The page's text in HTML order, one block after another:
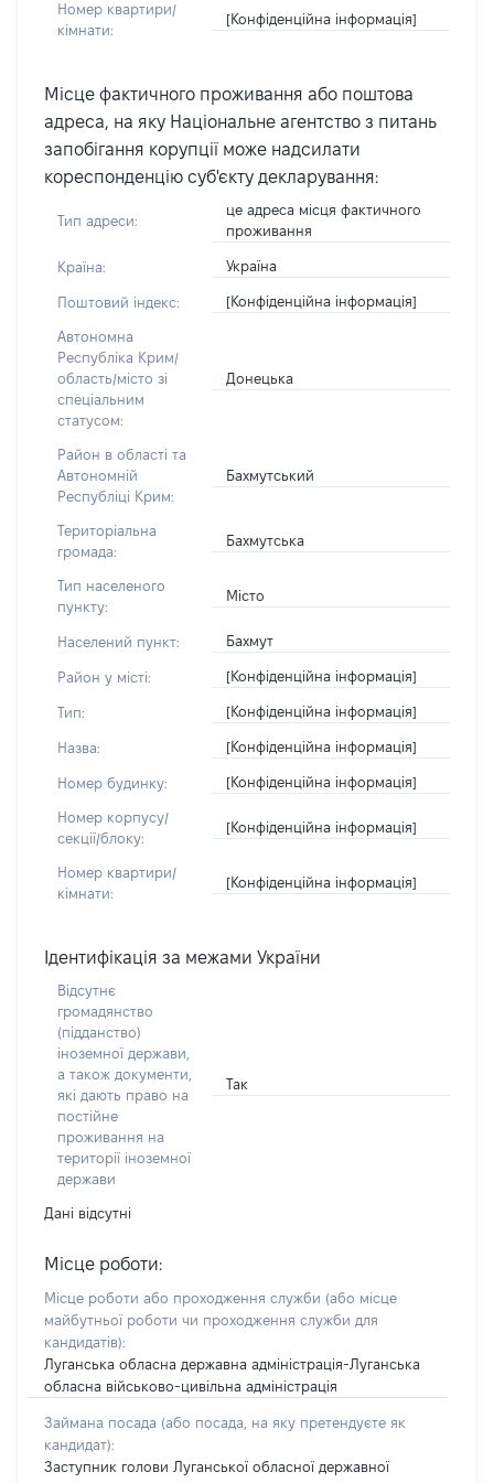
Номер квартири/
кімнати:
[Конфіденційна інформація]
Місце фактичного проживання або поштова
адреса, на яку Національне агентство з питань
запобігання корупції може надсилати
кореспонденцію суб'єкту декларування:
Тип адреси:
це адреса місця фактичного
проживання
Країна: Україна
Поштовий індекс: [Конфіденційна інформація]
Автономна
Республіка Крим/
область/місто зі
спеціальним
статусом:
Донецька
Район в області та
Автономній
Республіці Крим:
Бахмутський
Територіальна
громада:
Бахмутська
Тип населеного
пункту:
Місто
Населений пункт: Бахмут
Район у місті: [Конфіденційна інформація]
Тип: [Конфіденційна інформація]
Назва: [Конфіденційна інформація]
Номер будинку: [Конфіденційна інформація]
Номер корпусу/
секції/блоку:
[Конфіденційна інформація]
Номер квартири/
кімнати:
[Конфіденційна інформація]
Ідентифікація за межами України
Відсутнє
громадянство
(підданство)
іноземної держави,
а також документи,
які дають право на
постійне
проживання на
території іноземної
держави
Так
Дані відсутні
Місце роботи:
Місце роботи або проходження служби (або місце
майбутньої роботи чи проходження служби для
кандидатів):
Луганська обласна державна адміністрація-Луганська
обласна військово-цивільна адміністрація
Займана посада (або посада, на яку претендуєте як
кандидат):
Заступник голови Луганської обласної державної